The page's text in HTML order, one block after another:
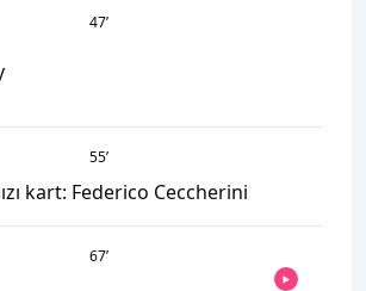
47’
55’
kart: Federico Ceccherini
67’